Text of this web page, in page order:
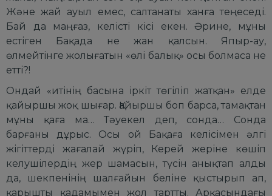
Және жай ауыл емес, салтанаты ханға теңеседі.
Бай да маңғаз, келісті кісі екен. Әрине, мұны
естіген Бақада не жан қалсын. Япыр-ау,
өлмейтінге жолығатын «өлі балық» осы болмаса не
етті?!
Ондай «итінің басына іркіт төгіліп жатқан» елде
қайыршы жоқ шығар. Қайыршы боп барса, тамақтан
мұны қаға ма… Тәуекел деп, сонда… Сонда
барғаны дұрыс. Осы ой Бақаға келісімен әлгі
жігіттерді жағалай жүріп, Керей жеріне көшіп
келушілердің жер шамасын, түсін анықтап алды
да, шекпенінің шалғайын беліне қыстырып ап,
қарышты қадамымен жол тартты. Арқасындағы